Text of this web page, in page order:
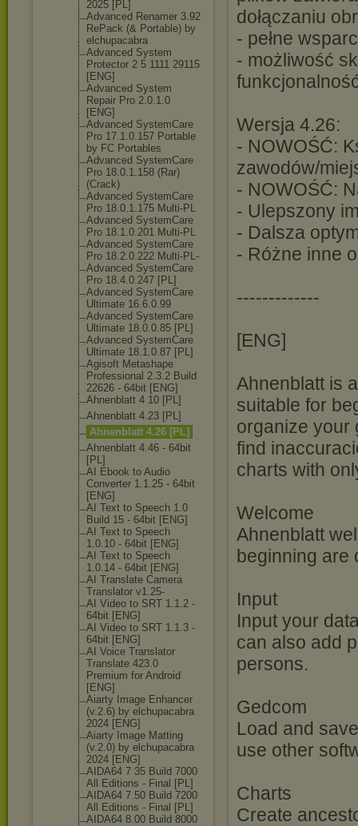
2025 [PL]
Advanced Renamer 3.92
RePack (& Portable) by
elchupacabra
Advanced System
Protector 2 5 1111 29115
[ENG]
Advanced System
Repair Pro 2.0.1.0
[ENG]
Advanced SystemCare
Pro 17.1.0.157 Portable
by FC Portables
Advanced SystemCare
Pro 18.0.1.158 (Rar)
(Crack)
Advanced SystemCare
Pro 18.0.1.175 Multi-PL
Advanced SystemCare
Pro 18.1.0.201 Multi-PL
Advanced SystemCare
Pro 18.2.0.222 Multi-PL-
Advanced SystemCare
Pro 18.4.0.247 [PL]
Advanced SystemCare
Ultimate 16.6.0.99
Advanced SystemCare
Ultimate 18.0.0.85 [PL]
Advanced SystemCare
Ultimate 18.1.0.87 [PL]
Agisoft Metashape
Professional 2.3.2 Build
22626 - 64bit [ENG]
Ahnenblatt 4 10 [PL]
Ahnenblatt 4.23 [PL]
Ahnenblatt 4.26 [PL]
Ahnenblatt 4.46 - 64bit
[PL]
AI Ebook to Audio
Converter 1.1.25 - 64bit
[ENG]
AI Text to Speech 1.0
Build 15 - 64bit [ENG]
AI Text to Speech
1.0.10 - 64bit [ENG]
AI Text to Speech
1.0.14 - 64bit [ENG]
AI Translate Camera
Translator v1.25-
AI Video to SRT 1.1.2 -
64bit [ENG]
AI Video to SRT 1.1.3 -
64bit [ENG]
AI Voice Translator
Translate 423.0
Premium for Android
[ENG]
Aiarty Image Enhancer
(v.2.6) by elchupacabra
2024 [ENG]
Aiarty Image Matting
(v.2.0) by elchupacabra
2024 [ENG]
AIDA64 7 35 Build 7000
All Editions - Final [PL]
AIDA64 7.50 Build 7200
All Editions - Final [PL]
AIDA64 8.00 Build 8000
dołączaniu
- pełne
- możliwość
Wersja 4.26:
- NOWOŚĆ:
zawodów/
- NOWOŚĆ:
- Ulepszony
- Dalsza
- Różne inne
-------------
[ENG]
Ahnenblatt is
suitable for
organize your
find
charts with
Welcome
Ahnenblatt
beginning are
Input
Input your
can also add
persons.
Gedcom
Load and
use other
Charts
Create